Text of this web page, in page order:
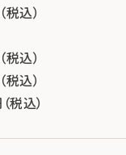
込）
込）
込）
込）